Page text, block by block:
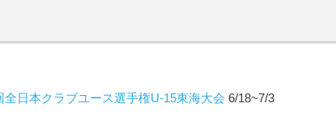
全日本クラブユース選手権U-15東海大会 6/18~7/3